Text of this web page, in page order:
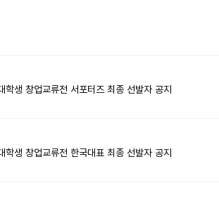
생 창업교류전 서포터즈 최종 선발자 공지
생 창업교류전 한국대표 최종 선발자 공지